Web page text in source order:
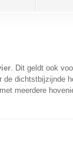
. Dit geldt ook
de dichtstbijzijnde
meerdere